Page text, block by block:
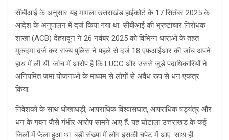
सीबीआई के अनुसार यह मामला उत्तराखंड हाईकोर्ट के 17 सितंबर 2025 के
आदेश के अनुपालन में दर्ज किया गया था. सीबीआई की भ्रष्टाचार निरोधक
शाखा (ACB) देहरादून ने 26 नवंबर 2025 को विभिन्न धाराओं के तहत
मुकदमा दर्ज कर राज्य पुलिस ने पहले से दर्ज 18 एफआईआर की जांच अपने
हाथ में ली थी. जांच में आरोप है कि LUCC और उससे जुड़े पदाधिकारियों ने
अनियमित जमा योजनाओं के माध्यम से लोगों से अवैध रूप से धन एकत्र
किया.
निवेशकों के साथ धोखाधड़ी, आपराधिक विश्वासघात, आपराधिक षड्यंत्र और
धन के गबन जैसे गंभीर आरोप सामने आए हैं. यह घोटाला उत्तराखंड के कई
जिलों में फैला हुआ था. बड़ी संख्या में लोग इसकी चपेट में आए. साथ ही